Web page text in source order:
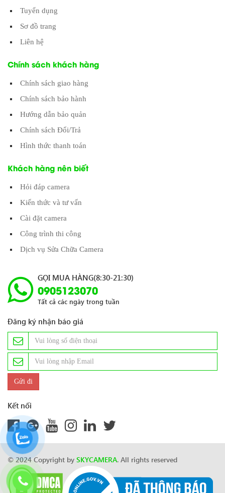
Tuyển dụng
Sơ đồ trang
Liên hệ
Chính sách khách hàng
Chính sách giao hàng
Chính sách bảo hành
Hướng dẫn bảo quản
Chính sách Đổi/Trả
Hình thức thanh toán
Khách hàng nên biết
Hỏi đáp camera
Kiến thức và tư vấn
Cài đặt camera
Công trình thi công
Dịch vụ Sửa Chữa Camera
GỌI MUA HÀNG(8:30-21:30)
0905123070
Tất cả các ngày trong tuần
Đăng ký nhận báo giá
Kết nối
© 2024 Copyright by SKYCAMERA. All rights reserved